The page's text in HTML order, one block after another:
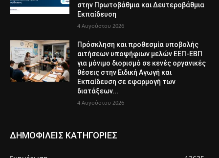
στην Πρωτοβάθμια και Δευτεροβάθμια
Εκπαίδευση
4 Αυγούστου 2026
Πρόσκληση και προθεσμία υποβολής
αιτήσεων υποψήφιων μελών ΕΕΠ-ΕΒΠ
για μόνιμο διορισμό σε κενές οργανικές
θέσεις στην Ειδική Αγωγή και
Εκπαίδευση σε εφαρμογή των
διατάξεων...
4 Αυγούστου 2026
ΔΗΜΟΦΙΛΕΙΣ ΚΑΤΗΓΟΡΙΕΣ